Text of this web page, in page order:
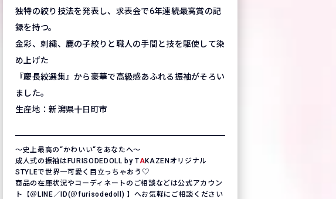
独特の絞り技法を発表し、求表会で6年連続最高賞の記
録を持つ。
金彩、刺繍、鹿の子絞りと職人の手間と技を駆使して染
め上げた
『慶長絞選集』から豪華で高級感あふれる振袖がそろい
ました。
生産地：新潟県十日町市
〜史上最高の“かわいい“をあなたへ〜
成人式の振袖はFURISODEDOLL by TAKAZENオリジナル
STYLEで世界一可愛く目立っちゃおう♡
商品の在庫状況やコーディネートのご相談などは公式アカウン
ト【＠LINE／ID(＠furisodedoll) 】へお気軽にご相談ください